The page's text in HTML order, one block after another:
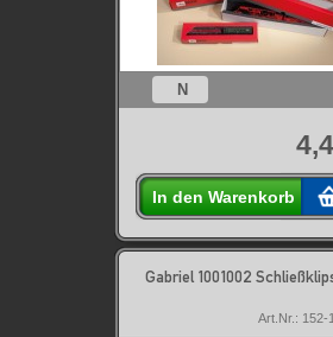
N
In den Warenkorb
Gabriel 1001002
Art.Nr.: 152-